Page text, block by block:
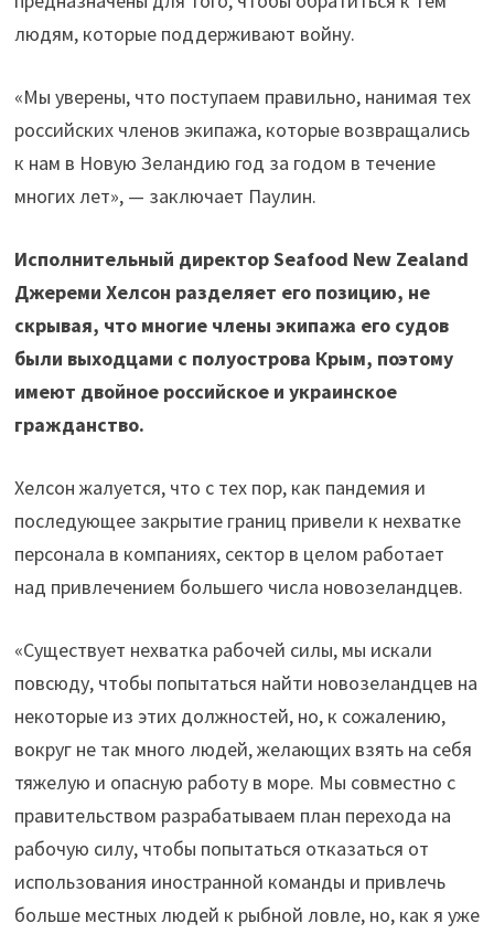
людям, которые поддерживают войну.
«Мы уверены, что поступаем правильно, нанимая тех
российских членов экипажа, которые возвращались
к нам в Новую Зеландию год за годом в течение
многих лет», — заключает Паулин.
Исполнительный директор Seafood New Zealand
Джереми Хелсон разделяет его позицию, не
скрывая, что многие члены экипажа его судов
были выходцами с полуострова Крым, поэтому
имеют двойное российское и украинское
гражданство.
Хелсон жалуется, что с тех пор, как пандемия и
последующее закрытие границ привели к нехватке
персонала в компаниях, сектор в целом работает
над привлечением большего числа новозеландцев.
«Существует нехватка рабочей силы, мы искали
повсюду, чтобы попытаться найти новозеландцев на
некоторые из этих должностей, но, к сожалению,
вокруг не так много людей, желающих взять на себя
тяжелую и опасную работу в море. Мы совместно с
правительством разрабатываем план перехода на
рабочую силу, чтобы попытаться отказаться от
использования иностранной команды и привлечь
больше местных людей к рыбной ловле, но, как я уже